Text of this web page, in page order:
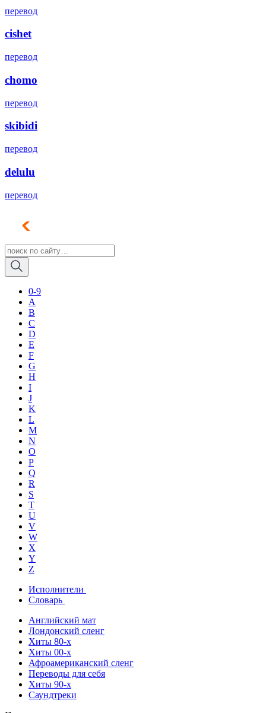
перевод
cishet
перевод
chomo
перевод
skibidi
перевод
delulu
перевод
0-9
A
B
C
D
E
F
G
H
I
J
K
L
M
N
O
P
Q
R
S
T
U
V
W
X
Y
Z
Исполнители
Словарь
Английский мат
Лондонский сленг
Хиты 80-х
Хиты 00-х
Афроамериканский сленг
Переводы для себя
Хиты 90-х
Саундтреки